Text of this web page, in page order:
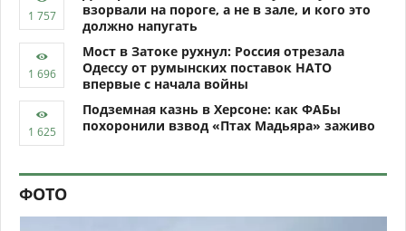
взорвали на пороге, а не в зале, и кого это
должно напугать
Мост в Затоке рухнул: Россия отрезала
Одессу от румынских поставок НАТО
впервые с начала войны
Подземная казнь в Херсоне: как ФАБы
похоронили взвод «Птах Мадьяра» заживо
ФОТО